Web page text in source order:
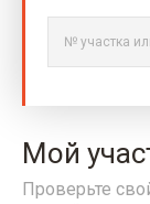
Мой
Проверьте